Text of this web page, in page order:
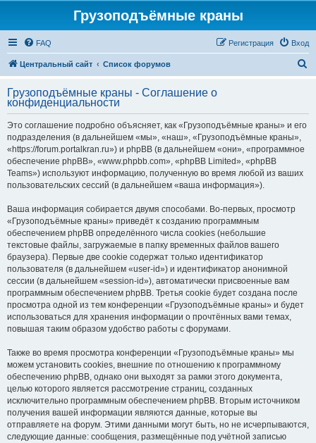
Грузоподъёмные краны
FAQ Вход
Регистрация
Центральный сайт Список форумов
с
Грузоподъёмные краны - Соглашение о
конфиденциальности
Это соглашение подробно объясняет, как «Грузоподъёмные краны» и его
подразделения (в дальнейшем «мы», «наш», «Грузоподъёмные краны»,
«https://forum.portalkran.ru») и phpBB (в дальнейшем «они», «программное
обеспечение phpBB», «www.phpbb.com», «phpBB Limited», «phpBB
Teams») используют информацию, полученную во время любой из ваших
пользовательских сессий (в дальнейшем «ваша информация»).
Ваша информация собирается двумя способами. Во-первых, просмотр
«Грузоподъёмные краны» приведёт к созданию программным
обеспечением phpBB определённого числа cookies (небольшие
текстовые файлы, загружаемые в папку временных файлов вашего
браузера). Первые две cookie содержат только идентификатор
пользователя (в дальнейшем «user-id») и идентификатор анонимной
сессии (в дальнейшем «session-id»), автоматически присвоенные вам
программным обеспечением phpBB. Третья cookie будет создана после
просмотра одной из тем конференции «Грузоподъёмные краны» и будет
использоваться для хранения информации о прочтённых вами темах,
повышая таким образом удобство работы с форумами.
Также во время просмотра конференции «Грузоподъёмные краны» мы
можем установить cookies, внешние по отношению к программному
обеспечению phpBB, однако они выходят за рамки этого документа,
целью которого является рассмотрение страниц, созданных
исключительно программным обеспечением phpBB. Вторым источником
получения вашей информации являются данные, которые вы
отправляете на форум. Этими данными могут быть, но не исчерпываются,
следующие данные: сообщения, размещённые под учётной записью